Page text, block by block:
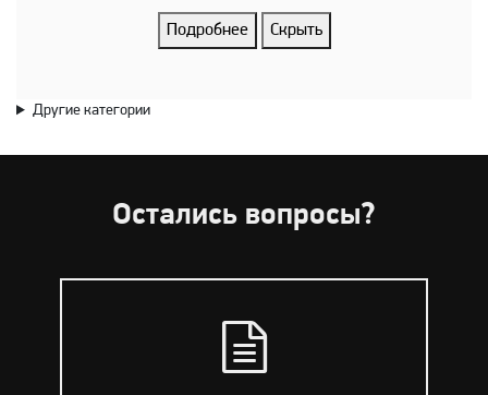
Подробнее Скрыть
Другие категории
Остались вопросы?